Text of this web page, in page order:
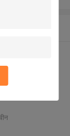
6,